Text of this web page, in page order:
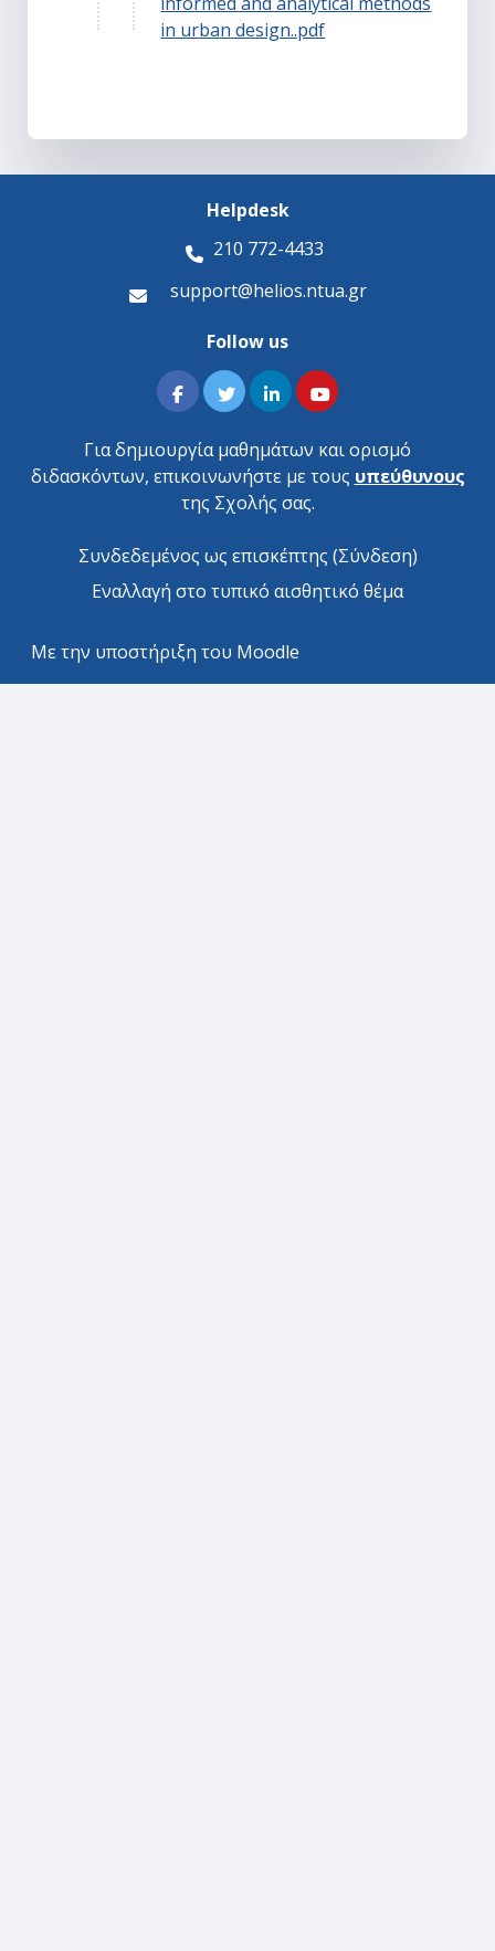
in urban design..pdf
Helpdesk
210 772-4433
support@helios.ntua.gr
Follow us
Για δημιουργία μαθημάτων και ορισμό
διδασκόντων, επικοινωνήστε με τους υπεύθυνους
της Σχολής σας.
Συνδεδεμένος ως επισκέπτης (Σύνδεση)
Εναλλαγή στο τυπικό αισθητικό θέμα
Με την υποστήριξη του Moodle